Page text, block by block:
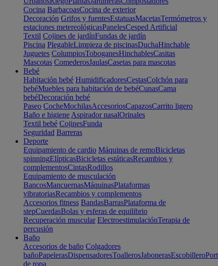
Cocina BarbacoasCocina de exterior
Decoración Grifos y fuentesEstatuasMacetasTermómetros y
estaciones metereológicasPanelesCesped Artificial
Textil Cojines de jardínFundas de jardín
Piscina PlegableLimpieza de piscinasDuchaHinchable
Juguetes ColumpiosToboganesHinchablesCasitas
Mascotas ComederosJaulasCasetas para mascotas
Bebé
Habitación bebé HumidificadoresCestasColchón para
bebéMuebles para habitación de bebéCunasCama
bebéDecoración bebé
Paseo CocheMochilasAccesoriosCapazosCarrito ligero
Baño e higiene Aspirador nasalOrinales
Textil bebé CojinesFunda
Seguridad Barreras
Deporte
Equipamiento de cardio Máquinas de remoBicicletas
spinningElípticasBicicletas estáticasRecambios y
complementosCintasRodillos
Equipamiento de musculación
BancosMancuernasMáquinasPlataformas
vibratoriasRecambios y complementos
Accesorios fitness BandasBarrasPlataforma de
stepCuerdasBolas y esferas de equilibrio
Recuperación muscular ElectroestimulaciónTerapia de
percusión
Baño
Accesorios de baño Colgadores
bañoPapelerasDispensadoresToallerosJabonerasEscobillero
de ropa